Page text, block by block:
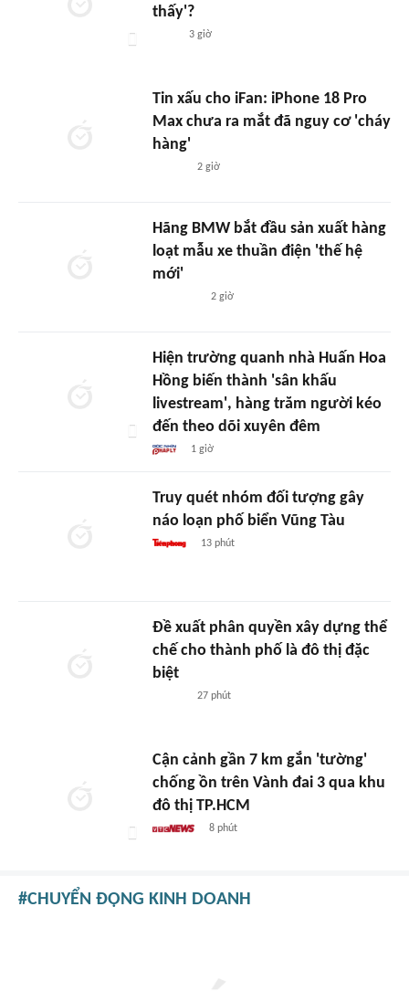
thấy'?
3 giờ
Tin xấu cho iFan: iPhone 18 Pro
Max chưa ra mắt đã nguy cơ 'cháy
hàng'
2 giờ
Hãng BMW bắt đầu sản xuất hàng
loạt mẫu xe thuần điện 'thế hệ
mới'
2 giờ
Hiện trường quanh nhà Huấn Hoa
Hồng biến thành 'sân khấu
livestream', hàng trăm người kéo
đến theo dõi xuyên đêm
1 giờ
Truy quét nhóm đối tượng gây
náo loạn phố biển Vũng Tàu
13 phút
Đề xuất phân quyền xây dựng thể
chế cho thành phố là đô thị đặc
biệt
27 phút
Cận cảnh gần 7 km gắn 'tường'
chống ồn trên Vành đai 3 qua khu
đô thị TP.HCM
8 phút
CHUYỂN ĐỘNG KINH DOANH